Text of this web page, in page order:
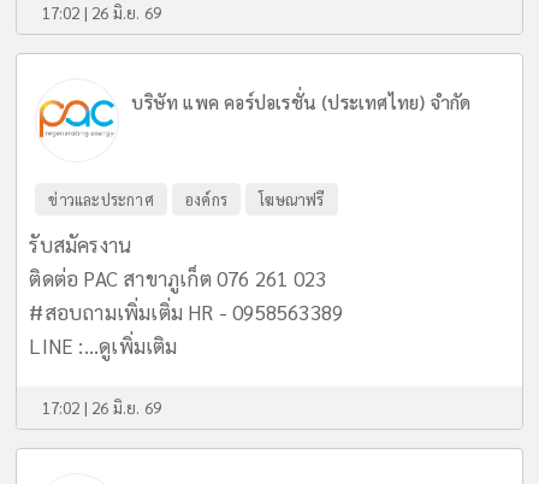
17:02 | 26 มิ.ย. 69
บริษัท แพค คอร์ปอเรชั่น (ประเทศไทย) จำกัด
ข่าวและประกาศ องค์กร โฆษณาฟรี
รับสมัครงาน
ติดต่อ PAC สาขาภูเก็ต 076 261 023
#สอบถามเพิ่มเติ่ม HR - 0958563389
LINE :...ดูเพิ่มเติม
17:02 | 26 มิ.ย. 69